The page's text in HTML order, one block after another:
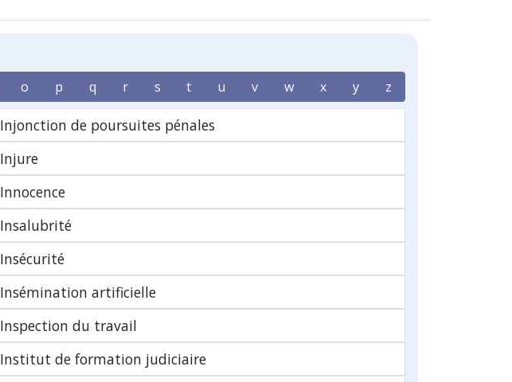
o p q r s t u v w x y z
Injonction de poursuites pénales
Injure
Innocence
Insalubrité
Insécurité
Insémination artificielle
Inspection du travail
Institut de formation judiciaire